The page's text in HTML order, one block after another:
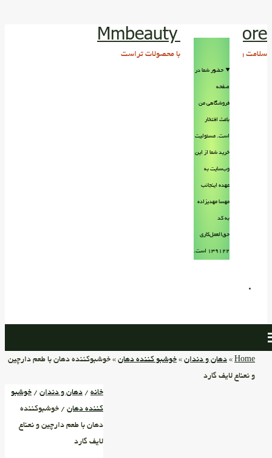
Mmbeauty Trust store
سلامت و زیبایی پوست و مو با محصولات تراست
حضور شما در
صفحه
فروشگاهی من
باعث افتخار
است. مسئولیت
خرید شما از این
وب‌سایت به
عهده اینجانب
مهسا مهدیزاده
به کد
حق‌العمل‌کاری
۱۳۹۱۲۲ است.
Home
» دهان و دندان » خوشبو کننده دهان » خوشبوکننده دهان با طعم دارچین
و نعناع لایف گارد
خانه / دهان و دندان / خوشبو
کننده دهان / خوشبوکننده
دهان با طعم دارچین و نعناع
لایف گارد